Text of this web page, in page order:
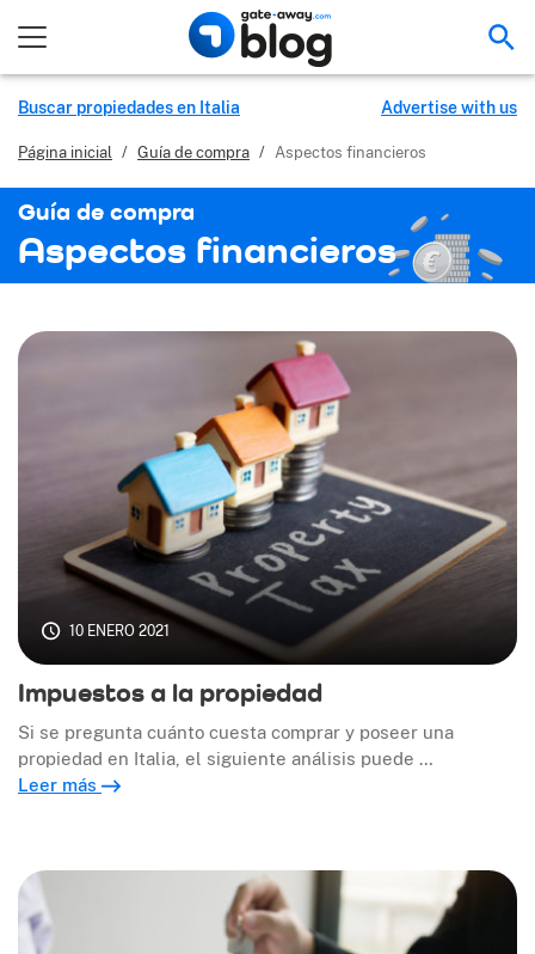
Buscar propiedades en Italia Advertise with us
Página inicial / Guía de compra / Aspectos financieros
Guía de compra
Aspectos financieros
10 ENERO 2021
Impuestos a la propiedad
Si se pregunta cuánto cuesta comprar y poseer una
propiedad en Italia, el siguiente análisis puede …
Leer más